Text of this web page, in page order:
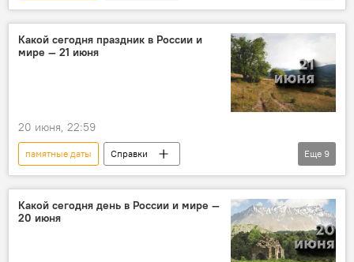
Этот день в истории
Какой сегодня праздник
Народный календарь
Какой сегодня праздник в России и
мире — 21 июня
20 июня, 22:59
памятные даты
Справки
Этот день в истории
Какой сегодня праздник
религиозные праздники
Еще 9
Какой сегодня день в России и мире —
20 июня